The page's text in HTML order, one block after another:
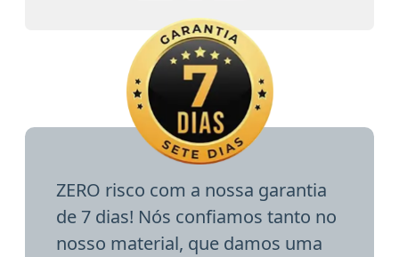
ZERO risco com a nossa garantia
de 7 dias! Nós confiamos tanto no
nosso material, que damos uma